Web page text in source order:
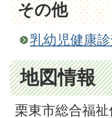
その他
乳幼児健康
地図情報
栗東市総合福